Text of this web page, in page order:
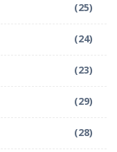
(25)
(24)
(23)
(29)
(28)